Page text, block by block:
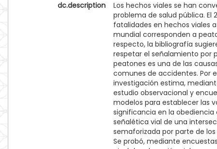
dc.description
Los hechos viales se han
problema de salud pública. El
fatalidades en hechos viales
mundial corresponden a
respecto, la bibliografía
respetar el señalamiento por
peatones es una de las
comunes de accidentes. Por
investigación estima,
estudio observacional y
modelos para establecer las
significancia en la obediencia
señalética vial de una
semaforizada por parte de
Se probó, mediante